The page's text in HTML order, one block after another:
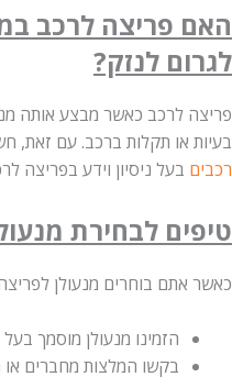
פריצה לרכב
לנזק?
לרכב כאשר מבצע אותה מנעולן
או תקלות ברכב. עם זאת, חשוב
בעל ניסיון וידע בפריצה לרכב,
לבחירת מנעולן
בוחרים מנעולן לפריצה
הזמינו מנעולן מוסמך בעל
בקשו המלצות מחברים או